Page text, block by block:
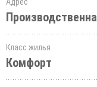
Класс жилья
Комфорт